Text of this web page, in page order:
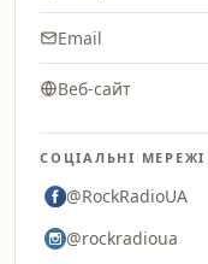
Email
Веб-сайт
СОЦІАЛЬНІ МЕРЕЖІ
@RockRadioUA
@rockradioua